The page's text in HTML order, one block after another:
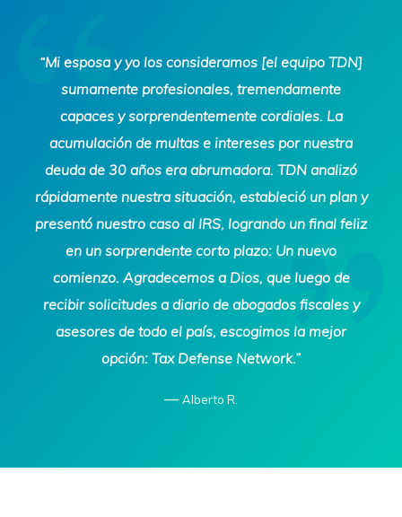
Tax
Network
“Mi esposa y yo los consideramos [el equipo TDN]
sumamente profesionales, tremendamente
capaces y sorprendentemente cordiales. La
acumulación de multas e intereses por nuestra
deuda de 30 años era abrumadora. TDN analizó
rápidamente nuestra situación, estableció un plan y
presentó nuestro caso al IRS, logrando un final feliz
en un sorprendente corto plazo: Un nuevo
comienzo. Agradecemos a Dios, que luego de
recibir solicitudes a diario de abogados fiscales y
asesores de todo el país, escogimos la mejor
opción: Tax Defense Network.”
—Alberto R.